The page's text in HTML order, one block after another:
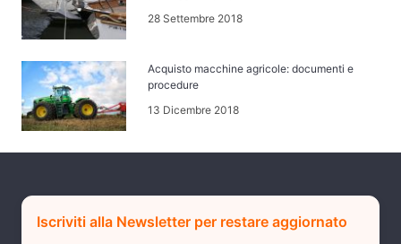
28 Settembre 2018
Acquisto macchine agricole: documenti e
procedure
13 Dicembre 2018
Iscriviti alla Newsletter per restare aggiornato